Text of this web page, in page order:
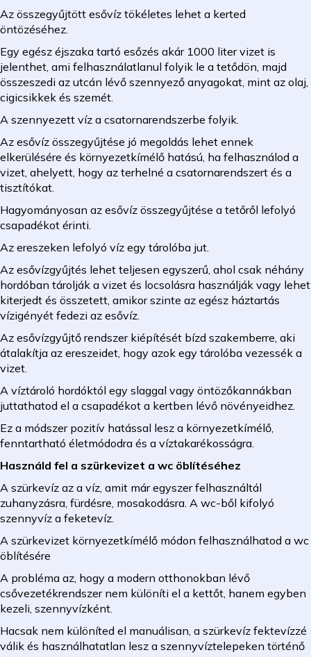
Az összegyűjtött esővíz tökéletes lehet a kerted
öntözéséhez.
Egy egész éjszaka tartó esőzés akár 1000 liter vizet is
jelenthet, ami felhasználatlanul folyik le a tetődön, majd
összeszedi az utcán lévő szennyező anyagokat, mint az olaj,
cigicsikkek és szemét.
A szennyezett víz a csatornarendszerbe folyik.
Az esővíz összegyűjtése jó megoldás lehet ennek
elkerülésére és környezetkímélő hatású, ha felhasználod a
vizet, ahelyett, hogy az terhelné a csatornarendszert és a
tisztítókat.
Hagyományosan az esővíz összegyűjtése a tetőről lefolyó
csapadékot érinti.
Az ereszeken lefolyó víz egy tárolóba jut.
Az esővízgyűjtés lehet teljesen egyszerű, ahol csak néhány
hordóban tárolják a vizet és locsolásra használják vagy lehet
kiterjedt és összetett, amikor szinte az egész háztartás
vízigényét fedezi az esővíz.
Az esővízgyűjtő rendszer kiépítését bízd szakemberre, aki
átalakítja az ereszeidet, hogy azok egy tárolóba vezessék a
vizet.
A víztároló hordóktól egy slaggal vagy öntözőkannákban
juttathatod el a csapadékot a kertben lévő növényeidhez.
Ez a módszer pozitív hatással lesz a környezetkímélő,
fenntartható életmódodra és a víztakarékosságra.
Használd fel a szürkevizet a wc öblítéséhez
A szürkevíz az a víz, amit már egyszer felhasználtál
zuhanyzásra, fürdésre, mosakodásra. A wc-ből kifolyó
szennyvíz a feketevíz.
A szürkevizet környezetkímélő módon felhasználhatod a wc
öblítésére
A probléma az, hogy a modern otthonokban lévő
csővezetékrendszer nem különíti el a kettőt, hanem egyben
kezeli, szennyvízként.
Hacsak nem különíted el manuálisan, a szürkevíz fektevízzé
válik és használhatatlan lesz a szennyvíztelepeken történő